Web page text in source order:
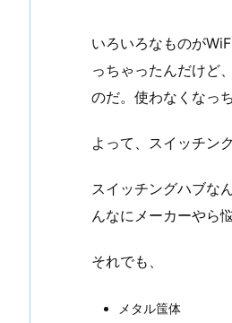
いろいろなものが
っちゃったんだけど
のだ。使わなくなっ
よって、スイッチン
スイッチングハブな
んなにメーカーやら
それでも、
メタル筺体